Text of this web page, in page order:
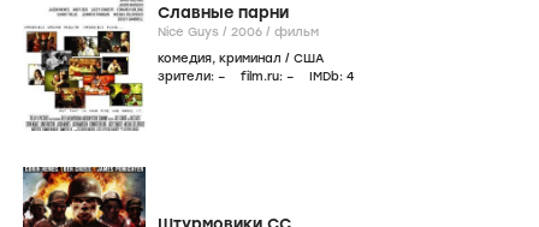
Славные парни
Nice Guys / 2006 / фильм
комедия, криминал / США
зрители: – film.ru: – IMDb: 4